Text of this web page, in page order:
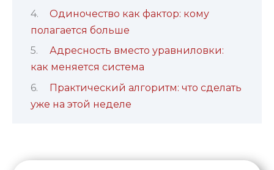
Одиночество как фактор: кому
полагается больше
Адресность вместо уравниловки:
как меняется система
Практический алгоритм: что сделать
уже на этой неделе